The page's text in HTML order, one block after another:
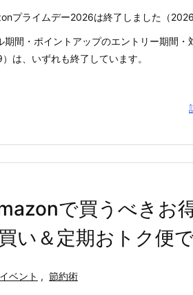
プライムデー2026は終了しました（
期間・ポイントアップのエントリー期間
は、いずれも終了しています。
で買うべきお
い＆定期おトク便
ベント , 節約術